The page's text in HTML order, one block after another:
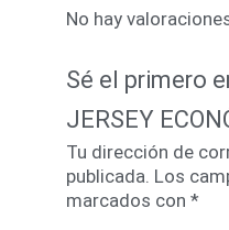
No hay
Sé el primero
JERSEY
Tu dirección de
publicada. Los
marcados con *